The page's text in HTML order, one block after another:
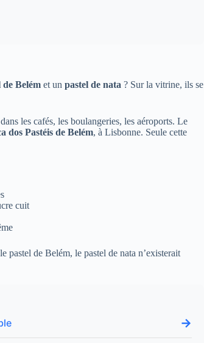
de Belém et un pastel de nata ? Sur la vitrine, ils se
les cafés, les boulangeries, les aéroports. Le
dos Pastéis de Belém, à Lisbonne. Seule cette
cuit
pastel de Belém, le pastel de nata n’existerait
→